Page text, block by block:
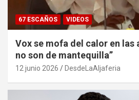
67 ESCAÑOS VIDEOS
Vox se mofa del calor en las
no son de mantequilla”
12 junio 2026 DesdeLaAljaferia